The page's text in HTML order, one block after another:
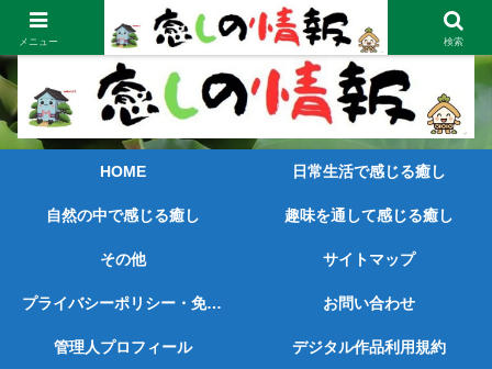
笑顔が見えてくるような内容と早めの情報をご提供
HOME 日常生活で感じる癒し
自然の中で感じる癒し 趣味を通して感じる癒し
その他 サイトマップ
プライバシーポリシー・免責事項 お問い合わせ
管理人プロフィール デジタル作品利用規約
メニュー 検索